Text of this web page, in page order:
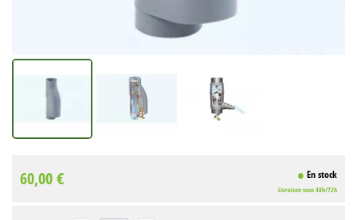
60,00 € En stock
Livraison sous 48h/72h